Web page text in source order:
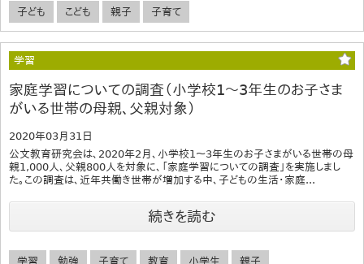
子ども こども 親子 子育て
学習
家庭学習についての調査（小学校1～3年生のお子さま
がいる世帯の母親、父親対象）
2020年03月31日
公文教育研究会は、2020年2月、小学校1～3年生のお子さまがいる世帯の母
親1,000人、父親800人を対象に、「家庭学習についての調査」を実施しまし
た。この調査は、近年共働き世帯が増加する中、子どもの生活・家庭...
続きを読む
学習 勉強 子育て 教育 小学生 親子